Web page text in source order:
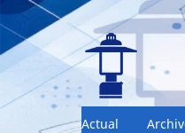
Actual